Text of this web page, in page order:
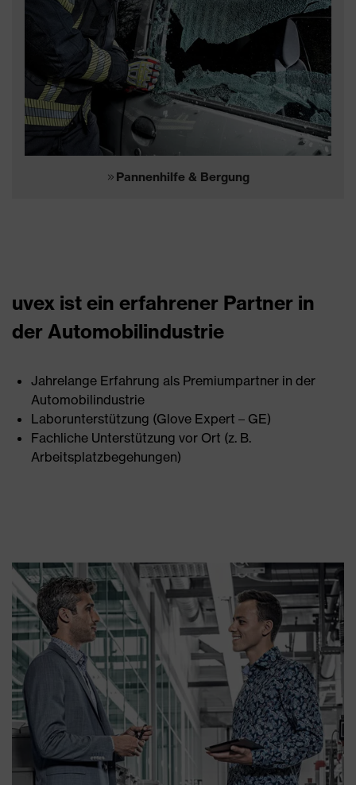
Pannenhilfe & Bergung
uvex ist ein erfahrener Partner in
der Automobilindustrie
Jahrelange Erfahrung als Premiumpartner in der
Automobilindustrie
Laborunterstützung (Glove Expert – GE)
Fachliche Unterstützung vor Ort (z. B.
Arbeitsplatzbegehungen)